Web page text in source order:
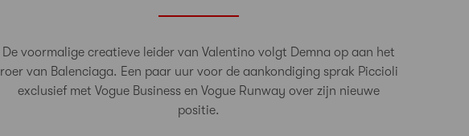
De voormalige creatieve leider van Valentino volgt Demna op aan het
roer van Balenciaga. Een paar uur voor de aankondiging sprak Piccioli
exclusief met Vogue Business en Vogue Runway over zijn nieuwe
positie.